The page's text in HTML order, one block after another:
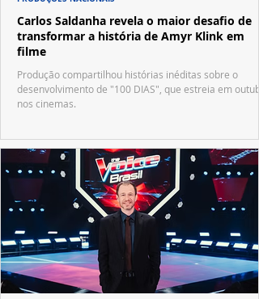
Carlos Saldanha revela o maior desafio de
transformar a história de Amyr Klink em
filme
Produção compartilhou histórias inéditas sobre o
desenvolvimento de "100 DIAS", que estreia em
nos cinemas.